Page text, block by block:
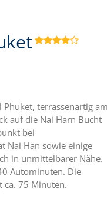

Phuket, terrassenartig
auf die Nai Harn Bucht
bei
Nai Han sowie einige
in unmittelbarer Nähe.
Autominuten. Die
ca. 75 Minuten.